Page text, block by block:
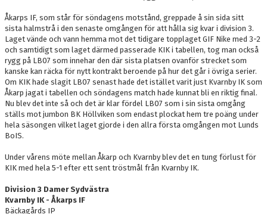
Åkarps IF, som står för söndagens motstånd, greppade å sin sida sitt
sista halmstrå i den senaste omgången för att hålla sig kvar i division 3.
Laget vände och vann hemma mot det tidigare topplaget GIF Nike med 3-2
och samtidigt som laget därmed passerade KIK i tabellen, tog man också
rygg på LB07 som innehar den där sista platsen ovanför strecket som
kanske kan räcka för nytt kontrakt beroende på hur det går i övriga serier.
Om KIK hade slagit LB07 senast hade det istället varit just Kvarnby IK som
Åkarp jagat i tabellen och söndagens match hade kunnat bli en riktig final.
Nu blev det inte så och det är klar fördel LB07 som i sin sista omgång
ställs mot jumbon BK Höllviken som endast plockat hem tre poäng under
hela säsongen vilket laget gjorde i den allra första omgången mot Lunds
BoIS.
Under vårens möte mellan Åkarp och Kvarnby blev det en tung förlust för
KIK med hela 5-1 efter ett sent tröstmål från Kvarnby IK.
Division 3 Damer Sydvästra
Kvarnby IK - Åkarps IF
Bäckagårds IP